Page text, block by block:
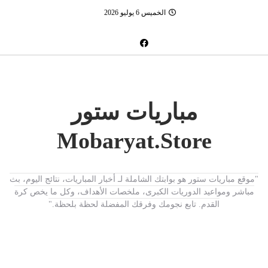
الخميس 6 يوليو 2026
مباريات ستور
Mobaryat.Store
"موقع مباريات ستور هو بوابتك الشاملة لـ أخبار المباريات، نتائج اليوم، بث
مباشر ومواعيد الدوريات الكبرى، ملخصات الأهداف، وكل ما يخص كرة
القدم. تابع نجومك وفرقك المفضلة لحظة بلحظة."